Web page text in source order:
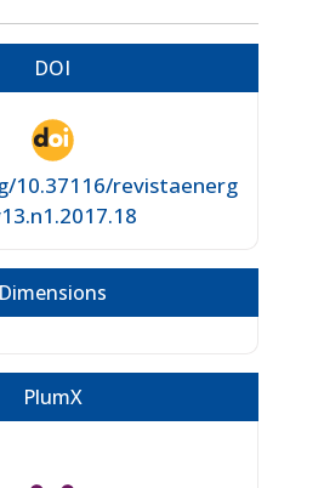
DOI
10.37116/revistaenerg
Dimensions
PlumX